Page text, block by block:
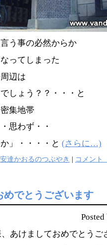
う事の必然からか
ってしまった
辺は
しょう？？・・・と
集地帯
思わず・・
」・・・・と (さらに…)
安達かおるのつぶやき | コメント
めでとうございます
あけましておめでとうご